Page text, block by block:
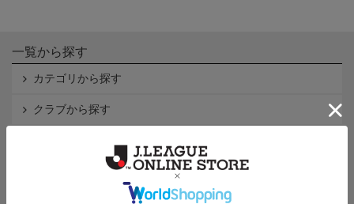
一覧から探す
カテゴリから探す
クラブから探す